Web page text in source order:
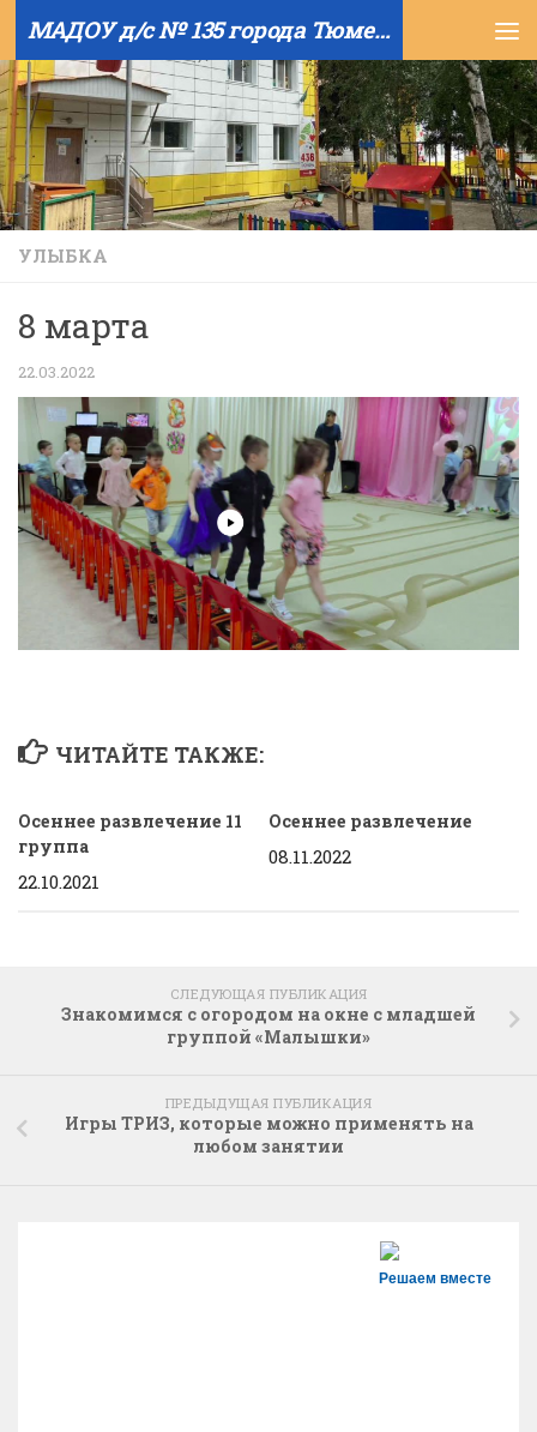
Skip to content МАДОУ д/с № 135 города Тюмени
УЛЫБКА
8 марта
22.03.2022
ЧИТАЙТЕ ТАКЖЕ:
Осеннее развлечение 11
группа
22.10.2021
Осеннее развлечение
08.11.2022
СЛЕДУЮЩАЯ ПУБЛИКАЦИЯ
Знакомимся с огородом на окне с младшей
группой «Малышки»
ПРЕДЫДУЩАЯ ПУБЛИКАЦИЯ
Игры ТРИЗ, которые можно применять на
любом занятии
Решаем вместе